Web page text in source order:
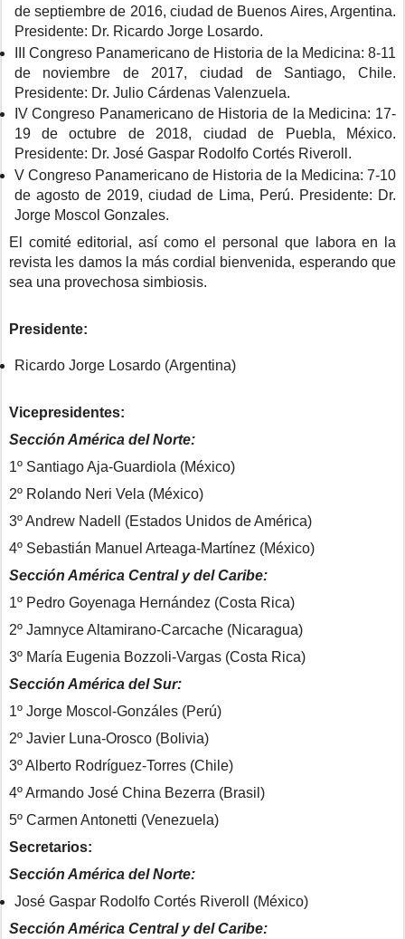
de septiembre de 2016, ciudad de Buenos Aires, Argentina.
Presidente: Dr. Ricardo Jorge Losardo.
III Congreso Panamericano de Historia de la Medicina: 8-11
de noviembre de 2017, ciudad de Santiago, Chile.
Presidente: Dr. Julio Cárdenas Valenzuela.
IV Congreso Panamericano de Historia de la Medicina: 17-
19 de octubre de 2018, ciudad de Puebla, México.
Presidente: Dr. José Gaspar Rodolfo Cortés Riveroll.
V Congreso Panamericano de Historia de la Medicina: 7-10
de agosto de 2019, ciudad de Lima, Perú. Presidente: Dr.
Jorge Moscol Gonzales.
El comité editorial, así como el personal que labora en la
revista les damos la más cordial bienvenida, esperando que
sea una provechosa simbiosis.
Presidente:
Ricardo Jorge Losardo (Argentina)
Vicepresidentes:
Sección América del Norte:
1º Santiago Aja-Guardiola (México)
2º Rolando Neri Vela (México)
3º Andrew Nadell (Estados Unidos de América)
4º Sebastián Manuel Arteaga-Martínez (México)
Sección América Central y del Caribe:
1º Pedro Goyenaga Hernández (Costa Rica)
2º Jamnyce Altamirano-Carcache (Nicaragua)
3º María Eugenia Bozzoli-Vargas (Costa Rica)
Sección América del Sur:
1º Jorge Moscol-Gonzáles (Perú)
2º Javier Luna-Orosco (Bolivia)
3º Alberto Rodríguez-Torres (Chile)
4º Armando José China Bezerra (Brasil)
5º Carmen Antonetti (Venezuela)
Secretarios:
Sección América del Norte:
José Gaspar Rodolfo Cortés Riveroll (México)
Sección América Central y del Caribe: